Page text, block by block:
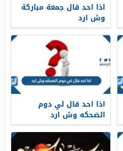
اذا احد قال جمعة مباركة
وش ارد
اذا احد قال لي دوم
الضحكه وش ارد